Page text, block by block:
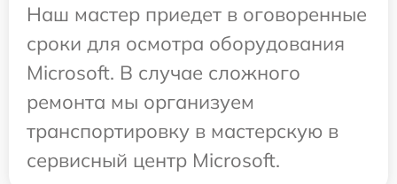
Наш мастер приедет в оговоренные
сроки для осмотра оборудования
Microsoft. В случае сложного
ремонта мы организуем
транспортировку в мастерскую в
сервисный центр Microsoft.